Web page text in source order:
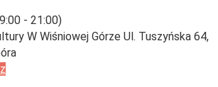
- 21:00)
W Wiśniowej Górze Ul. Tuszyńska 64,